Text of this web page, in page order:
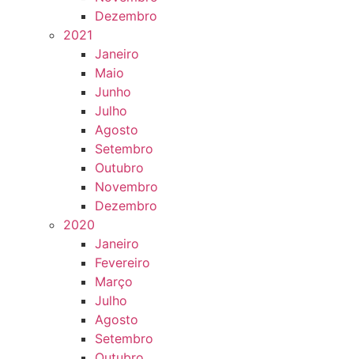
Dezembro
2021
Janeiro
Maio
Junho
Julho
Agosto
Setembro
Outubro
Novembro
Dezembro
2020
Janeiro
Fevereiro
Março
Julho
Agosto
Setembro